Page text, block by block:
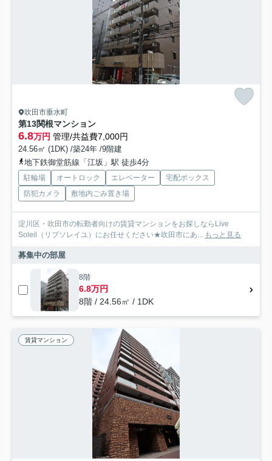
吹田市垂水町
第13関根マンション
6.8万円 管理/共益費7,000円
24.56㎡ (1DK) /築24年 /9階建
地下鉄御堂筋線「江坂」駅 徒歩4分
駐輪場 オートロック エレベーター
宅配ボックス
防犯カメラ
敷地内ごみ置き場
淀川区・吹田市の転勤者向けの賃貸マンションをお探しならLive
Soleil（リブソレイユ）にお任せください★吹田市にあ... もっと見る
募集中の部屋
8階
6.8万円
8階 / 24.56㎡ / 1DK
賃貸マンション